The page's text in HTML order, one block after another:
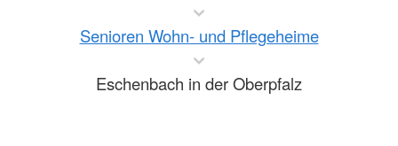
Senioren Wohn- und Pflegeheime
Eschenbach in der Oberpfalz